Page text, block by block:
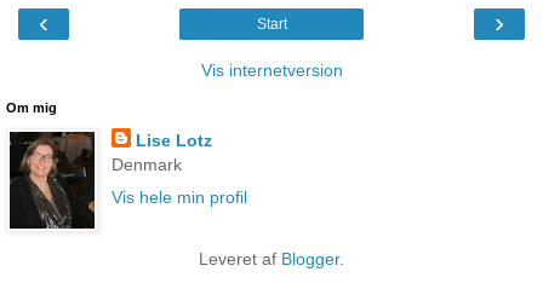
‹ ›
Start
Vis internetversion
Om mig
Lise Lotz
Denmark
Vis hele min profil
Leveret af Blogger.